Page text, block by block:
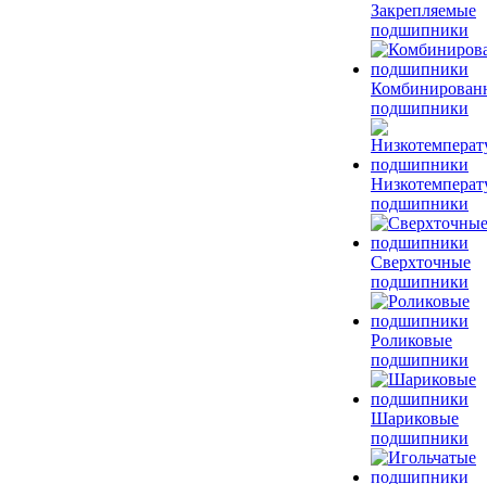
Закрепляемые
подшипники
подшипники
подшипники
Сверхточные
подшипники
Роликовые
подшипники
Шариковые
подшипники